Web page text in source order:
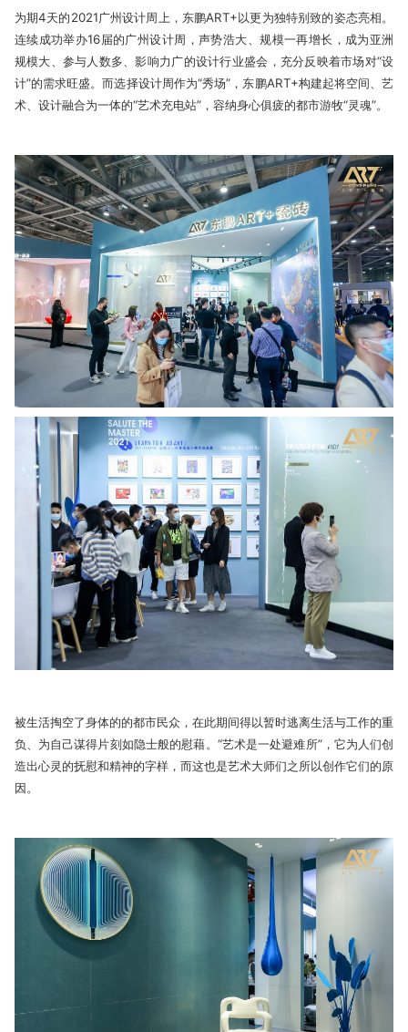
为期4天的2021广州设计周上，东鹏ART+以更为独特别致的姿态亮相。
连续成功举办16届的广州设计周，声势浩大、规模一再增长，成为亚洲
规模大、参与人数多、影响力广的设计行业盛会，充分反映着市场对“设
计”的需求旺盛。而选择设计周作为“秀场”，东鹏ART+构建起将空间、艺
术、设计融合为一体的“艺术充电站”，容纳身心俱疲的都市游牧“灵魂”。
被生活掏空了身体的的都市民众，在此期间得以暂时逃离生活与工作的重
负、为自己谋得片刻如隐士般的慰藉。“艺术是一处避难所”，它为人们创
造出心灵的抚慰和精神的字样，而这也是艺术大师们之所以创作它们的原
因。